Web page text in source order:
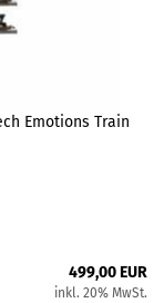
Emotions Train
499,00 EUR
inkl. 20% MwSt.